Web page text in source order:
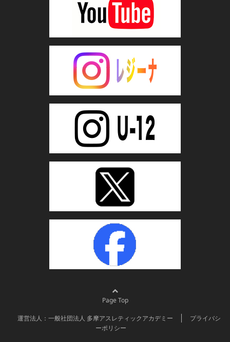
Page Top
運営法人：一般社団法人 多摩アスレティックアカデミー
プライバシ
ーポリシー